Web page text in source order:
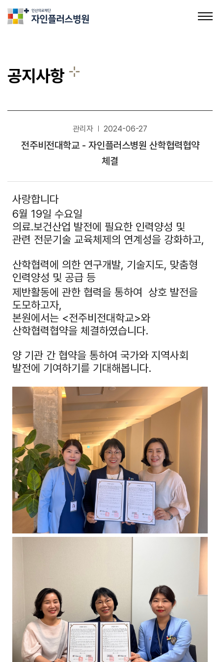
공지사항
관리자 2024-06-27
전주비전대학교 - 자인플러스병원 산학협력협약
체결
사랑합니다
6월 19일 수요일
의료.보건산업 발전에 필요한 인력양성 및
관련 전문기술 교육체제의 연계성을 강화하고,
산학협력에 의한 연구개발, 기술지도, 맞춤형
인력양성 및 공급 등
제반활동에 관한 협력을 통하여 상호 발전을
도모하고자,
본원에서는 <전주비전대학교>와
산학협력협약을 체결하였습니다.
양 기관 간 협약을 통하여 국가와 지역사회
발전에 기여하기를 기대해봅니다.